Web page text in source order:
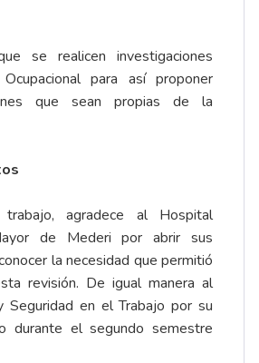
se realicen investigaciones
para así proponer
que sean propias de la
agradece al Hospital
de Mederi por abrir sus
la necesidad que permitió
revisión. De igual manera al
Seguridad en el Trabajo por su
durante el segundo semestre